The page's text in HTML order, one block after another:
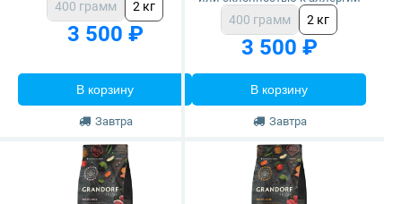
400 грамм 2 кг
3 500 ₽
В корзину
Завтра
400 грамм 2 кг
3 500 ₽
В корзину
Завтра